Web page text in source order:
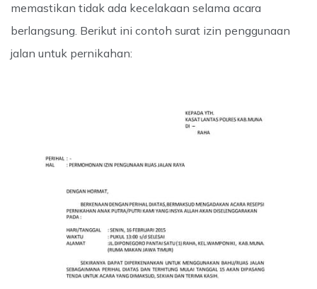
memastikan tidak ada kecelakaan selama acara
berlangsung. Berikut ini contoh surat izin penggunaan
jalan untuk pernikahan: